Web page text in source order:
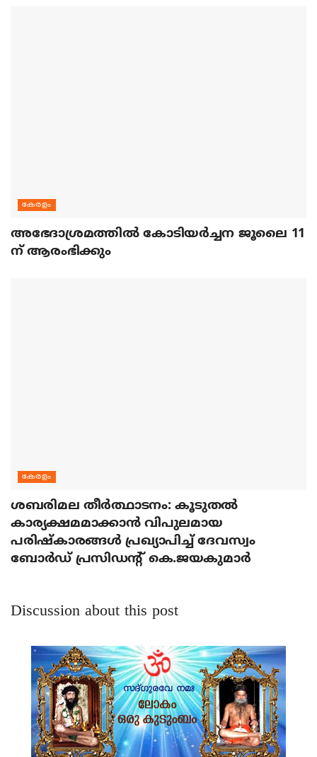
കേരളം
അഭേദാശ്രമത്തില്‍ കോടിയര്‍ച്ചന ജൂലൈ 11
ന് ആരംഭിക്കും
കേരളം
ശബരിമല തീര്‍ത്ഥാടനം: കൂടുതല്‍
കാര്യക്ഷമമാക്കാന്‍ വിപുലമായ
പരിഷ്‌കാരങ്ങള്‍ പ്രഖ്യാപിച്ച് ദേവസ്വം
ബോര്‍ഡ് പ്രസിഡന്റ് കെ.ജയകുമാര്‍
Discussion about this post